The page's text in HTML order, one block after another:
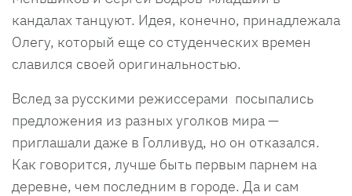
кандалах танцуют. Идея, конечно, принадлежала
Олегу, который еще со студенческих времен
славился своей оригинальностью.
Вслед за русскими режиссерами посыпались
предложения из разных уголков мира —
приглашали даже в Голливуд, но он отказался.
Как говорится, лучше быть первым парнем на
деревне, чем последним в городе. Да и сам